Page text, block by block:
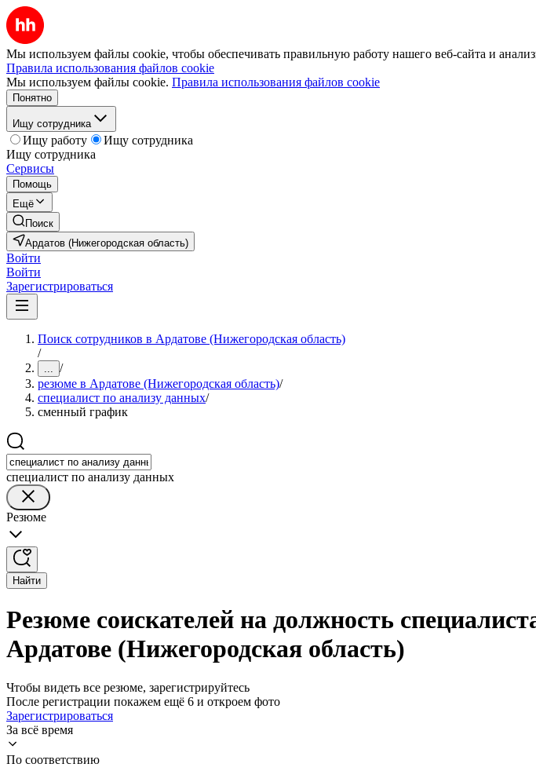
Мы используем файлы cookie, чтобы обеспечивать правильную работу нашего веб-сайта и
Правила использования файлов cookie
Мы используем файлы cookie. Правила использования файлов cookie
Понятно
Ищу сотрудника
Ищу работу
Ищу сотрудника
Ищу сотрудника
Сервисы
Помощь
Ещё
Поиск
Ардатов (Нижегородская область)
Войти
Войти
Зарегистрироваться
Поиск сотрудников в Ардатове (Нижегородская область)
/
... /
резюме в Ардатове (Нижегородская область)/
специалист по анализу данных/
сменный график
специалист по анализу данных
Резюме
Найти
Резюме соискателей на должность
Ардатове (Нижегородская область)
Чтобы видеть все резюме, зарегистрируйтесь
После регистрации покажем ещё 6 и откроем фото
Зарегистрироваться
За всё время
По соответствию